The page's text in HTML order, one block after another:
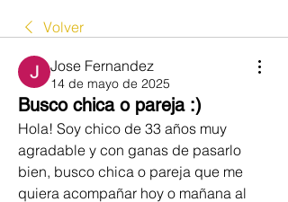
Volver
Jose Fernandez
14 de mayo de 2025
Busco chica o pareja :)
Hola! Soy chico de 33 años muy
agradable y con ganas de pasarlo
bien, busco chica o pareja que me
quiera acompañar hoy o mañana al